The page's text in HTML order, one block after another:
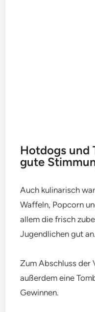
Hotdogs und
gute
Auch kulinarisch
Waffeln, Popcorn
allem die frisch
Jugendlichen gut an.
Zum Abschluss der
außerdem eine
Gewinnen.